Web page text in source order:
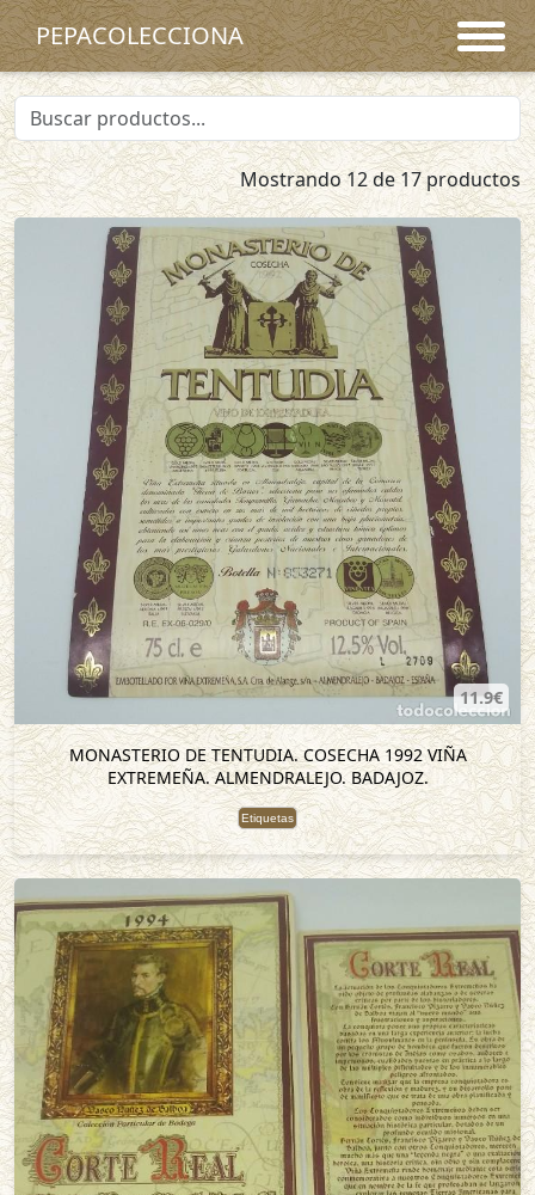
PEPACOLECCIONA
Mostrando 12 de 17 productos
11.9€
MONASTERIO DE TENTUDIA. COSECHA 1992 VIÑA
EXTREMEÑA. ALMENDRALEJO. BADAJOZ.
Etiquetas